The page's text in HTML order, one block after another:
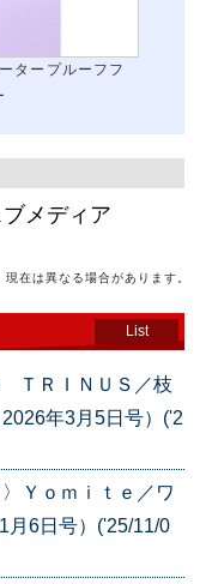
タープルーフフ
メディア
在は異なる場合があります。
List
ＴＲＩＮＵＳ／枝
年3月5日号）('2
Ｙｏｍｉｔｅ／ワ
月6日号）('25/11/0